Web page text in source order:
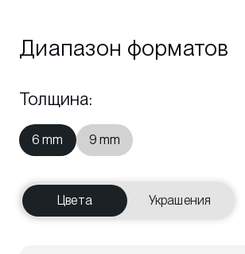
Диапазон форматов
Толщина:
6 mm 9 mm
Цвета Украшения